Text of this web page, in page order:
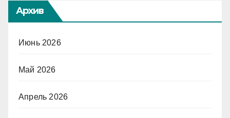
Архив
Июнь 2026
Май 2026
Апрель 2026